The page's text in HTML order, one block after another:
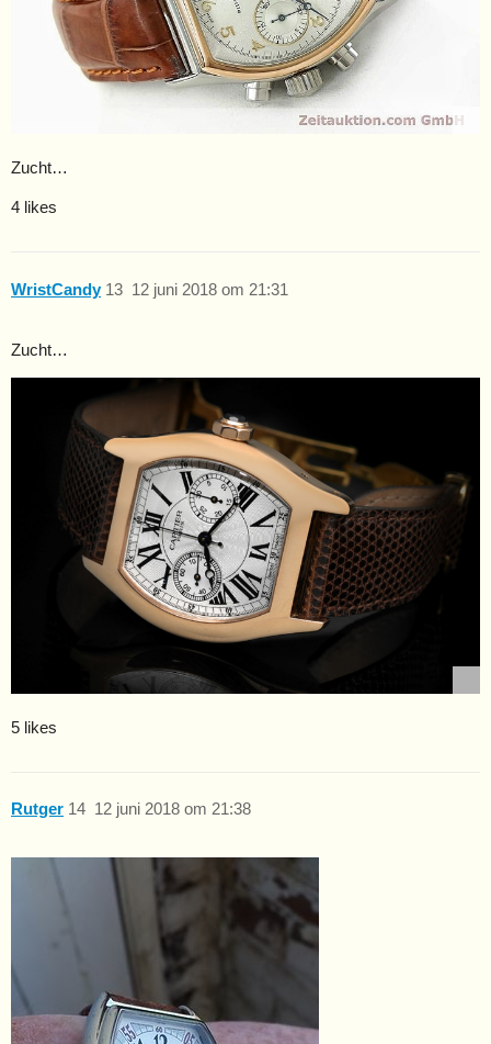
Zucht…
4 likes
WristCandy 12 juni 2018 om 21:31
13
Zucht…
5 likes
Rutger 12 juni 2018 om 21:38
14